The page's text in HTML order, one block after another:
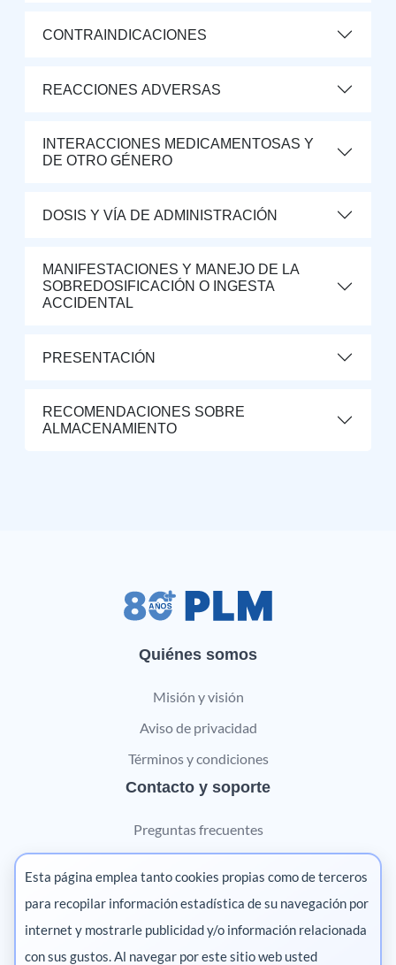
CONTRAINDICACIONES
REACCIONES ADVERSAS
INTERACCIONES MEDICAMENTOSAS Y
DE OTRO GÉNERO
DOSIS Y VÍA DE ADMINISTRACIÓN
MANIFESTACIONES Y MANEJO DE LA
SOBREDOSIFICACIÓN O INGESTA
ACCIDENTAL
PRESENTACIÓN
RECOMENDACIONES SOBRE
ALMACENAMIENTO
Quiénes somos
Misión y visión
Aviso de privacidad
Términos y condiciones
Contacto y soporte
Preguntas frecuentes
Contáctanos
Marketing digital
Pharma
Esta página emplea tanto cookies propias como de terceros
para recopilar información estadística de su navegación por
internet y mostrarle publicidad y/o información relacionada
con sus gustos. Al navegar por este sitio web usted